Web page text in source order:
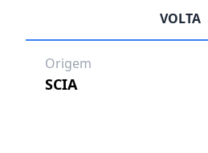
VOLTA
Origem
SCIA